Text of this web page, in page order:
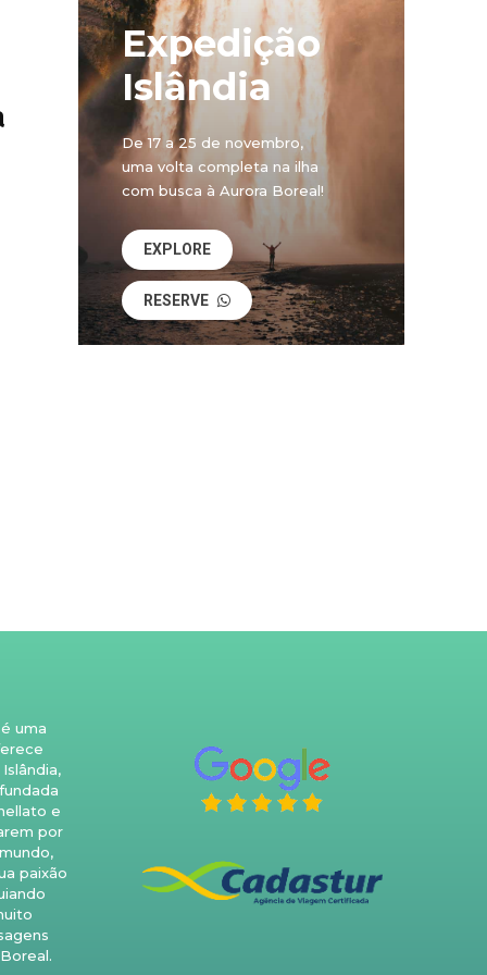
Expedição
Islândia
De 17 a 25 de novembro,
uma volta completa na ilha
com busca à Aurora Boreal!
EXPLORE
RESERVE
uma
e
por
paixão